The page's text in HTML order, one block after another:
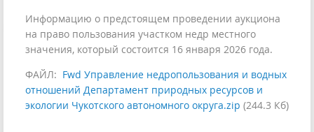
Информацию о предстоящем проведении аукциона
на право пользования участком недр местного
значения, который состоится 16 января 2026 года.
ФАЙЛ: Fwd Управление недропользования и водных
отношений Департамент природных ресурсов и
экологии Чукотского автономного округа.zip (244.3 Кб)